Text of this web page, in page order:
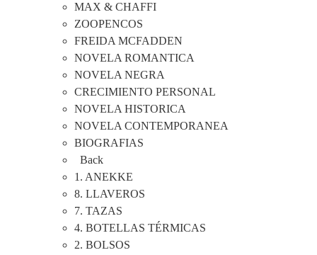
MAX & CHAFFI
ZOOPENCOS
FREIDA MCFADDEN
NOVELA ROMANTICA
NOVELA NEGRA
CRECIMIENTO PERSONAL
NOVELA HISTORICA
NOVELA CONTEMPORANEA
BIOGRAFIAS
Back
1. ANEKKE
8. LLAVEROS
7. TAZAS
4. BOTELLAS TÉRMICAS
2. BOLSOS